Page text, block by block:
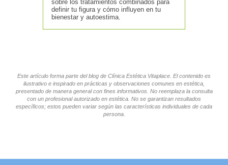
sobre los tratamientos combinados para
definir tu figura y cómo influyen en tu
bienestar y autoestima.
Este artículo forma parte del blog de Clínica Estética Vitaplace. El contenido es
ilustrativo e inspirado en prácticas y observaciones comunes en estética,
presentado de manera general con fines informativos. No reemplaza la consulta
con un profesional autorizado en estética. No se garantizan resultados
específicos; estos pueden variar según las características individuales de cada
persona.